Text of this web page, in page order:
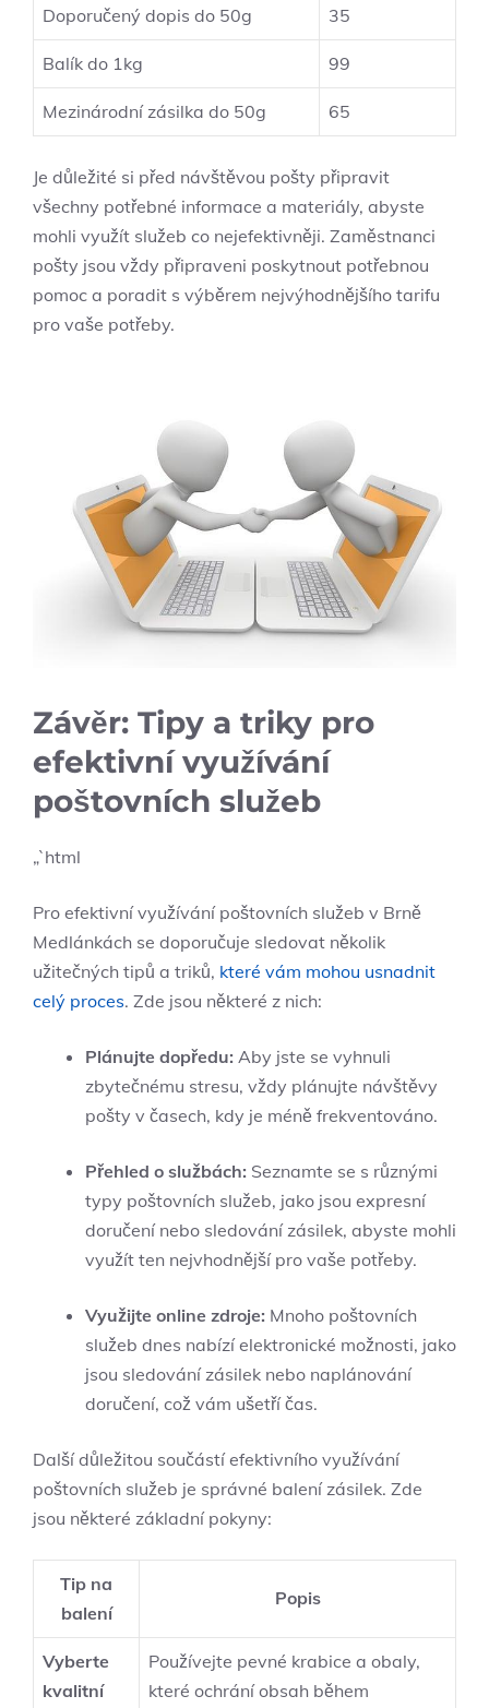
Doporučený dopis do 50g 35
Balík do 1kg 99
Mezinárodní zásilka do 50g 65
Je důležité si před návštěvou pošty připravit
všechny potřebné informace a materiály, abyste
mohli využít služeb co nejefektivněji. Zaměstnanci
pošty jsou vždy připraveni poskytnout potřebnou
pomoc a poradit s výběrem nejvýhodnějšího tarifu
pro vaše potřeby.
Závěr: Tipy a triky pro
efektivní využívání
poštovních služeb
„`html
Pro efektivní využívání poštovních služeb v Brně
Medlánkách se doporučuje sledovat několik
užitečných tipů a triků, které vám mohou usnadnit
celý proces. Zde jsou některé z nich:
Plánujte dopředu: Aby jste se vyhnuli
zbytečnému stresu, vždy plánujte návštěvy
pošty v časech, kdy je méně frekventováno.
Přehled o službách: Seznamte se s různými
typy poštovních služeb, jako jsou expresní
doručení nebo sledování zásilek, abyste mohli
využít ten nejvhodnější pro vaše potřeby.
Využijte online zdroje: Mnoho poštovních
služeb dnes nabízí elektronické možnosti, jako
jsou sledování zásilek nebo naplánování
doručení, což vám ušetří čas.
Další důležitou součástí efektivního využívání
poštovních služeb je správné balení zásilek. Zde
jsou některé základní pokyny:
Tip na
balení
Popis
Vyberte
kvalitní
Používejte pevné krabice a obaly,
které ochrání obsah během